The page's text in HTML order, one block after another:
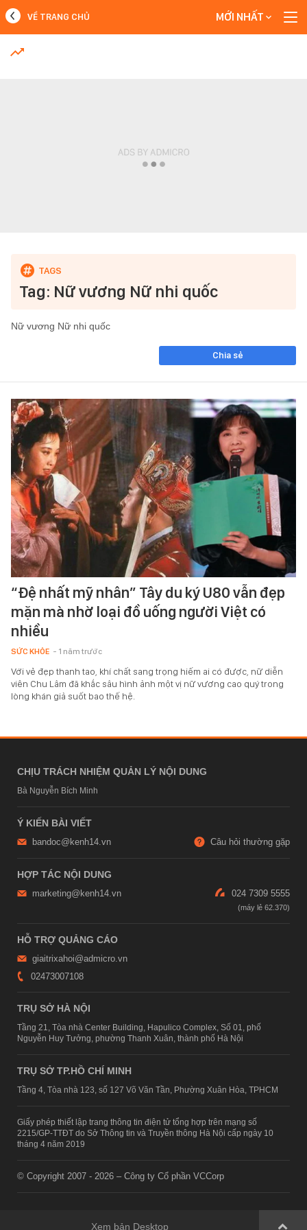
MỚI NHẤT
VỀ TRANG CHỦ MỚI NHẤT
Tag: Nữ vương Nữ nhi quốc
Nữ vương Nữ nhi quốc
Chia sẻ
“Đệ nhất mỹ nhân” Tây du ký U80 vẫn đẹp
mặn mà nhờ loại đồ uống người Việt có
nhiều
SỨC KHỎE - 1 năm trước
Với vẻ đẹp thanh tao, khí chất sang trọng hiếm ai có được, nữ diễn
viên Chu Lâm đã khắc sâu hình ảnh một vị nữ vương cao quý trong
lòng khán giả suốt bao thế hệ.
CHỊU TRÁCH NHIỆM QUẢN LÝ NỘI DUNG
Bà Nguyễn Bích Minh
Ý KIẾN BÀI VIẾT
bandoc@kenh14.vn Câu hỏi thường gặp
HỢP TÁC NỘI DUNG
marketing@kenh14.vn 024 7309 5555
HỖ TRỢ QUẢNG CÁO
giaitrixahoi@admicro.vn
02473007108
TRỤ SỞ HÀ NỘI
Tầng 21, Tòa nhà Center Building, Hapulico Complex, Số 01, phố
Nguyễn Huy Tưởng, phường Thanh Xuân, thành phố Hà Nội
TRỤ SỞ TP.HỒ CHÍ MINH
Tầng 4, Tòa nhà 123, số 127 Võ Văn Tần, Phường Xuân Hòa, TPHCM
Giấy phép thiết lập trang thông tin điện tử tổng hợp trên mạng số
2215/GP-TTĐT do Sở Thông tin và Truyền thông Hà Nội cấp ngày 10
tháng 4 năm 2019
© Copyright 2007 - 2026 – Công ty Cổ phần VCCorp
Xem bản Desktop